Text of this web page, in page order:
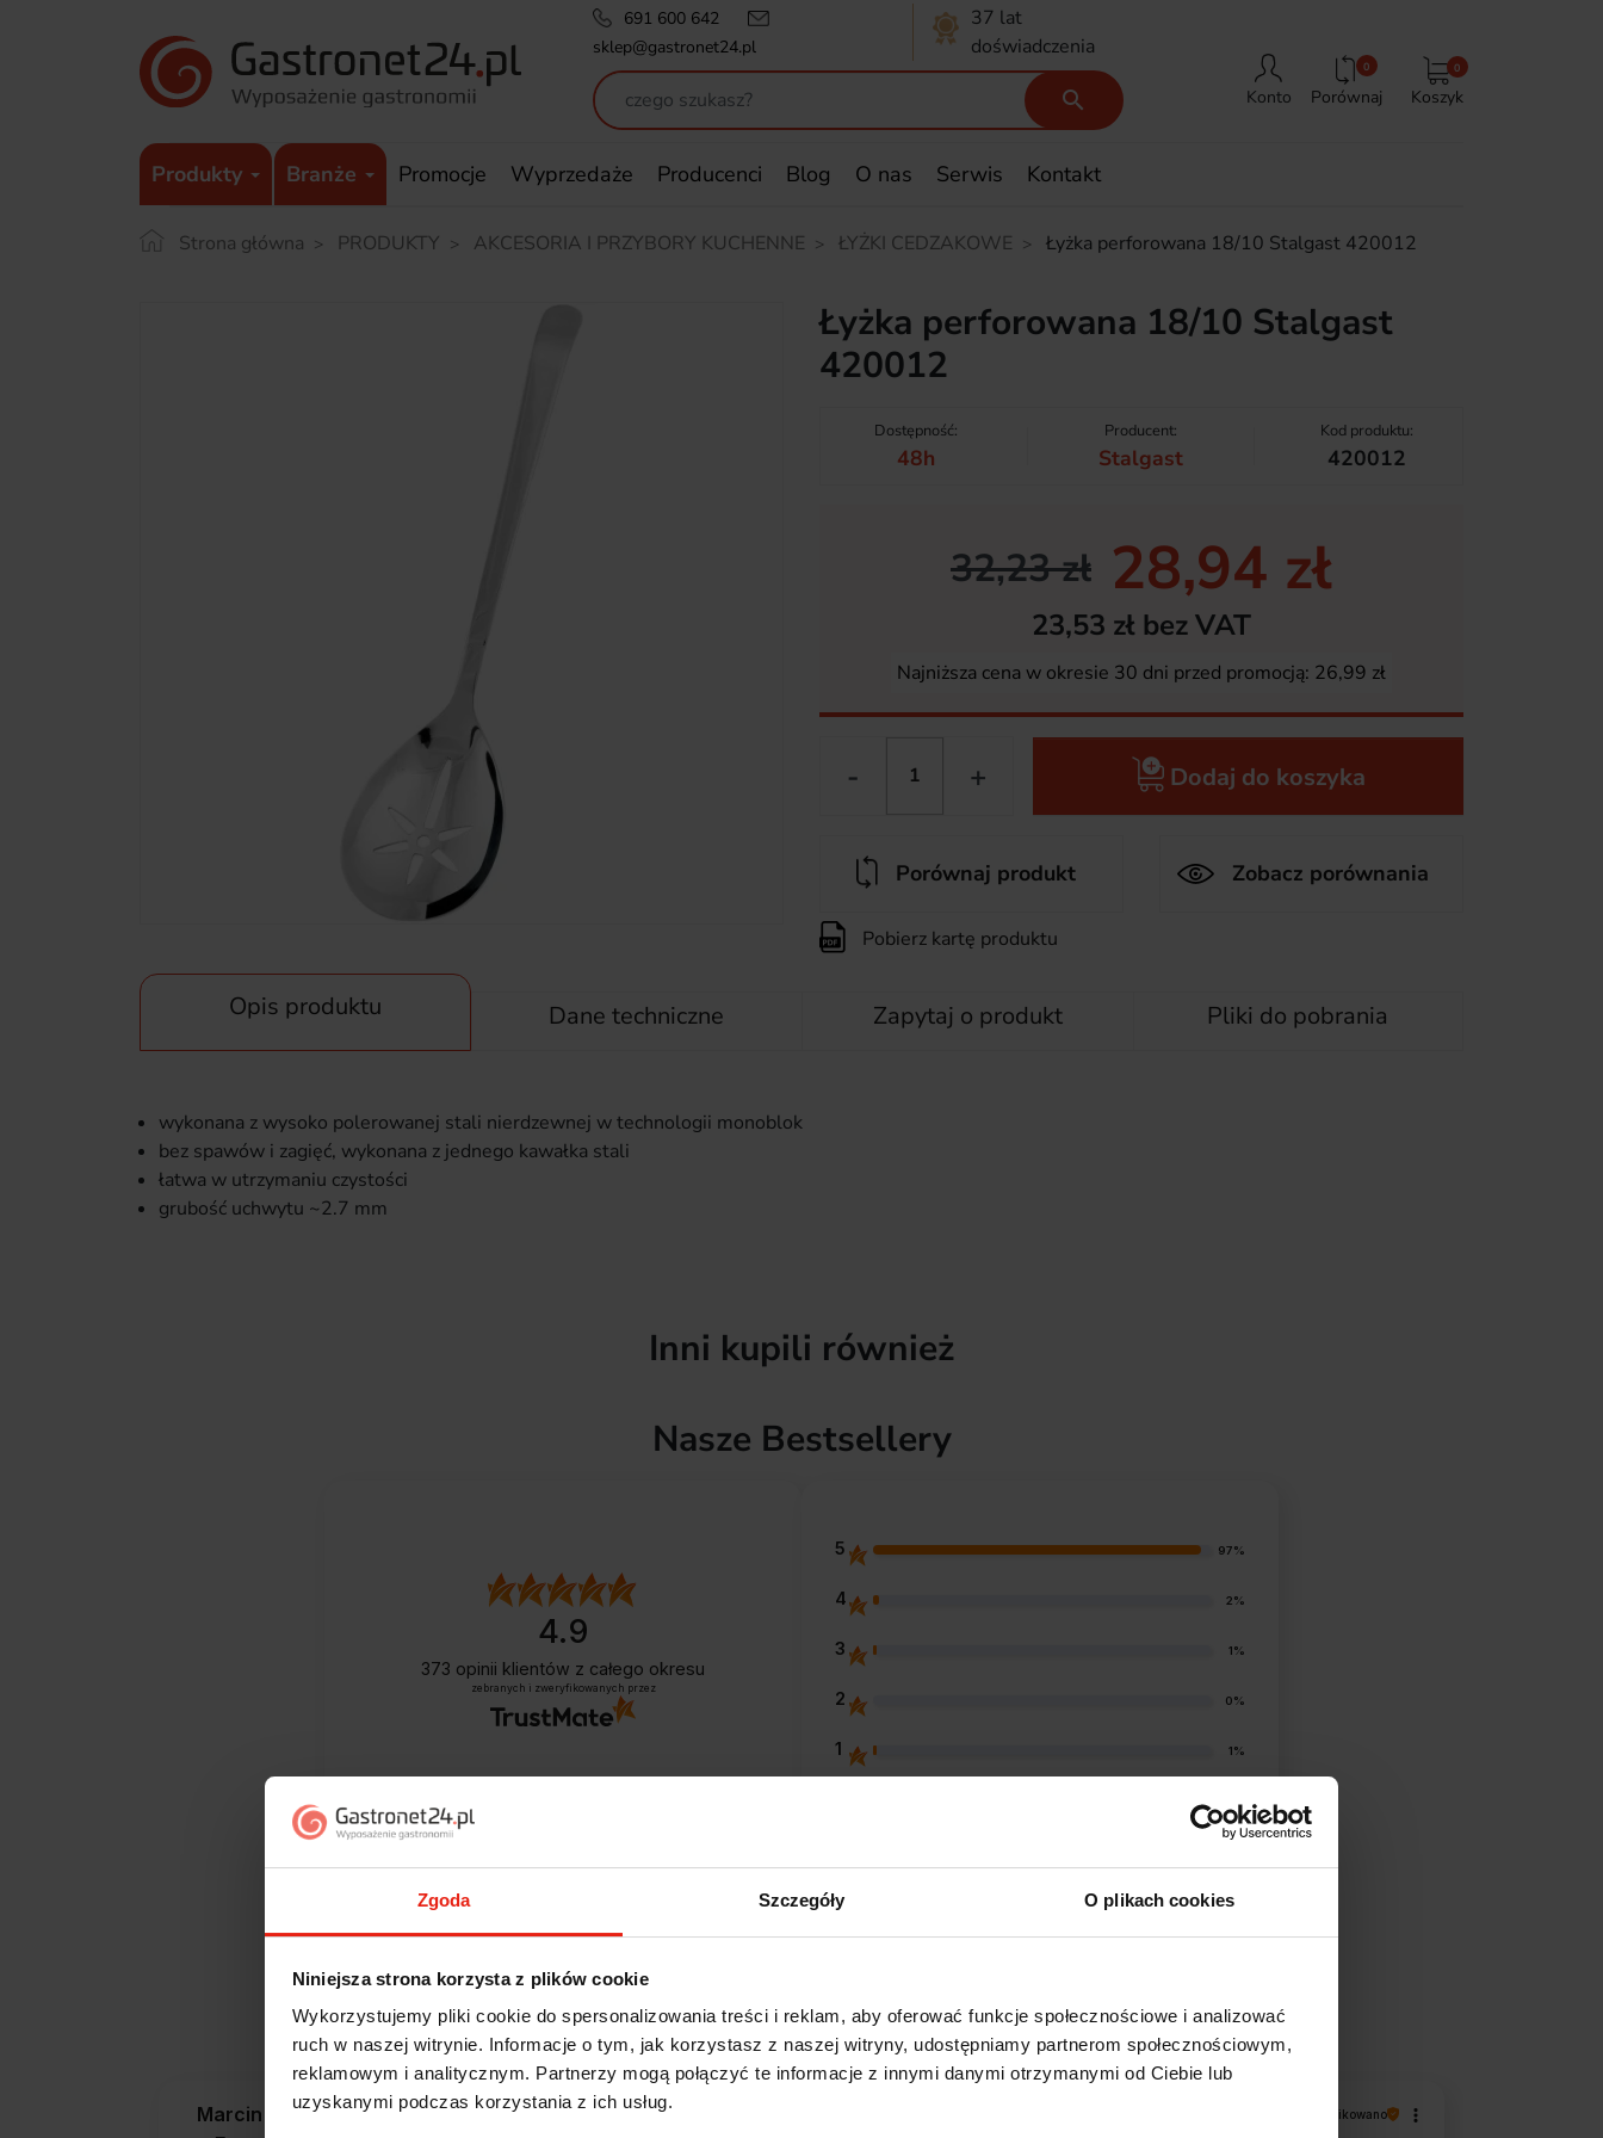
Zgoda Szczegóły O plikach cookies
Niniejsza strona korzysta z plików cookie
Wykorzystujemy pliki cookie do spersonalizowania treści i reklam, aby oferować funkcje społecznościowe i analizować
ruch w naszej witrynie. Informacje o tym, jak korzystasz z naszej witryny, udostępniamy partnerom społecznościowym,
reklamowym i analitycznym. Partnerzy mogą połączyć te informacje z innymi danymi otrzymanymi od Ciebie lub
uzyskanymi podczas korzystania z ich usług.
691 600 642
sklep@gastronet24.pl
37 lat
doświadczenia
 Konto
0
Porównaj Koszyk
0
Produkty Branże Promocje Wyprzedaże Producenci Blog O nas Serwis Kontakt
Strona główna PRODUKTY AKCESORIA I PRZYBORY KUCHENNE ŁYŻKI CEDZAKOWE Łyżka perforowana 18/10 Stalgast 420012
Łyżka perforowana 18/10 Stalgast
420012
Dostępność:
48h
Producent:
Stalgast
Kod produktu:
420012
32,23 zł 28,94 zł
23,53 zł bez VAT
Najniższa cena w okresie 30 dni przed promocją: 26,99 zł
- + Dodaj do koszyka
Porównaj produkt Zobacz porównania
Pobierz kartę produktu
Opis produktu Dane techniczne Zapytaj o produkt Pliki do pobrania
wykonana z wysoko polerowanej stali nierdzewnej w technologii monoblok
bez spawów i zagięć, wykonana z jednego kawałka stali
łatwa w utrzymaniu czystości
grubość uchwytu ~2.7 mm
Inni kupili również
Nasze Bestsellery
4.9
373 opinii klientów z całego okresu
zebranych i zweryfikowanych przez
5 97%
4 2%
3 1%
2 0%
1 1%
Opinie klientów
Jak zbieramy opinie?
Marcin zweryfikowano Alicja zweryfikowano